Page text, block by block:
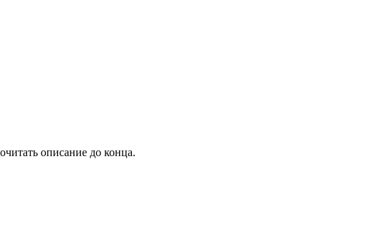
описание до конца.